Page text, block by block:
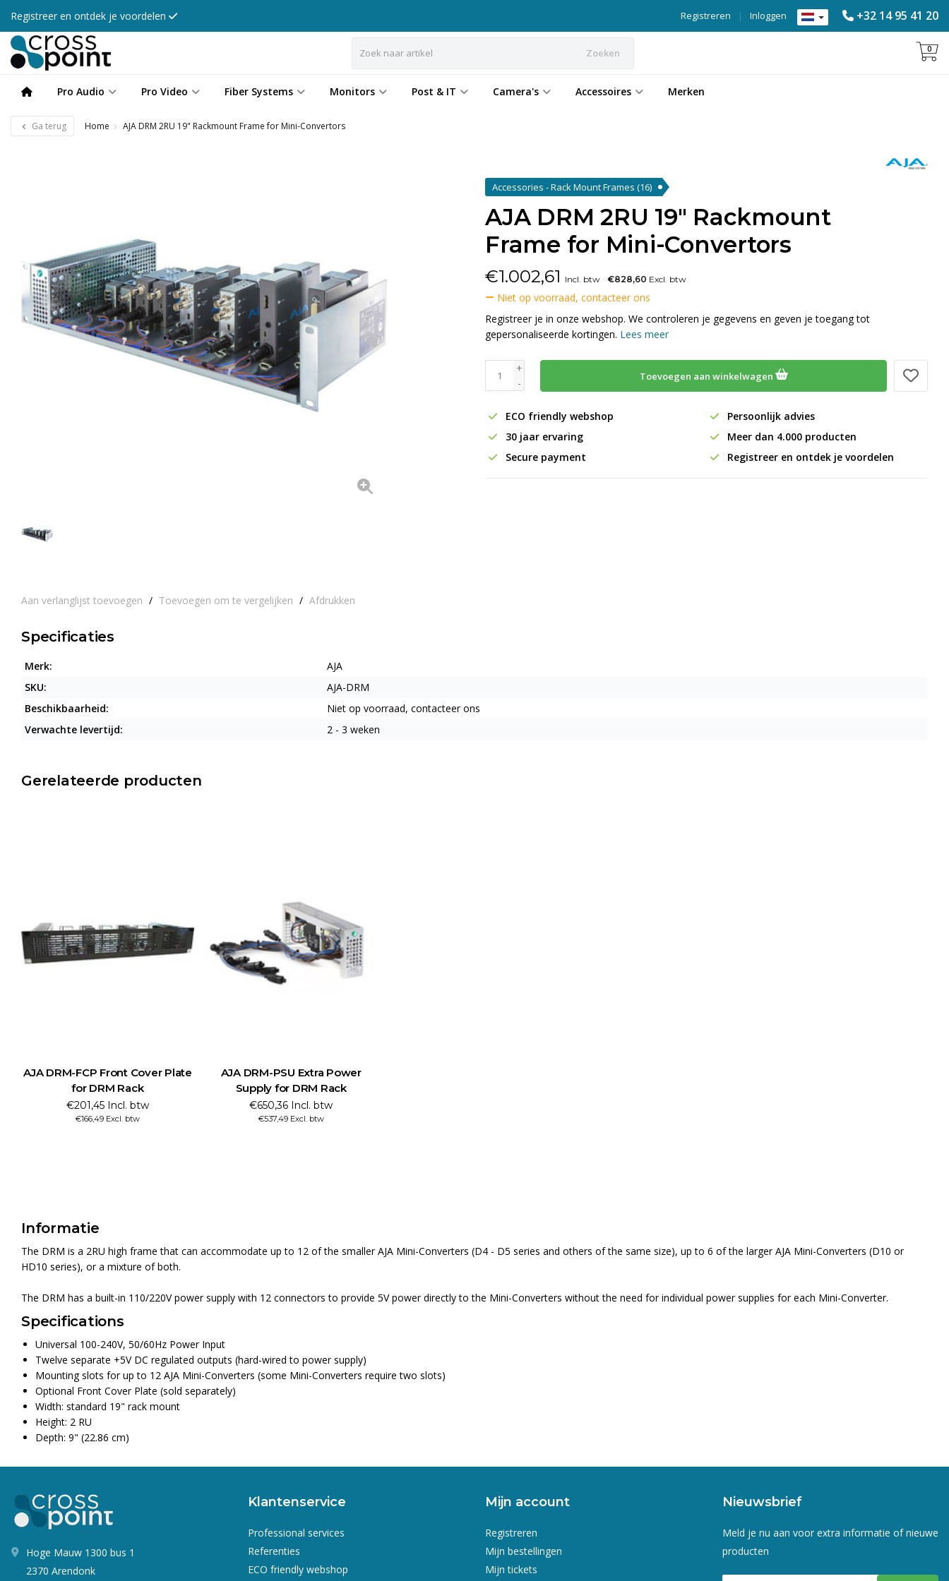
Registreer en ontdek je voordelen +32 14 95 41 20
Inloggen
|
Registreren
Zoeken 0
Pro Audio Pro Video Fiber Systems Monitors Post & IT Camera's Accessoires Merken
Ga terug Home AJA DRM 2RU 19" Rackmount Frame for Mini-Convertors
Aan verlanglijst toevoegen / Toevoegen om te vergelijken / Afdrukken
Accessories - Rack Mount Frames (16)
AJA DRM 2RU 19" Rackmount
Frame for Mini-Convertors
€1.002,61 Incl. btw €828,60 Excl. btw
Niet op voorraad, contacteer ons
Registreer je in onze webshop. We controleren je gegevens en geven je toegang tot
gepersonaliseerde kortingen. Lees meer
+
-
Toevoegen aan winkelwagen
ECO friendly webshop
Persoonlijk advies
30 jaar ervaring
Meer dan 4.000 producten
Secure payment
Registreer en ontdek je voordelen
Specificaties
Merk:
AJA
SKU:
AJA-DRM
Beschikbaarheid:
Niet op voorraad, contacteer ons
Verwachte levertijd:
2 - 3 weken
Gerelateerde producten
AJA DRM-FCP Front Cover Plate
for DRM Rack
€201,45 Incl. btw
€166,49 Excl. btw
AJA DRM-PSU Extra Power
Supply for DRM Rack
€650,36 Incl. btw
€537,49 Excl. btw
Informatie
The DRM is a 2RU high frame that can accommodate up to 12 of the smaller AJA Mini-Converters (D4 - D5 series and others of the same size), up to 6 of the larger AJA Mini-Converters (D10 or
HD10 series), or a mixture of both.
The DRM has a built-in 110/220V power supply with 12 connectors to provide 5V power directly to the Mini-Converters without the need for individual power supplies for each Mini-Converter.
Specifications
Universal 100-240V, 50/60Hz Power Input
Twelve separate +5V DC regulated outputs (hard-wired to power supply)
Mounting slots for up to 12 AJA Mini-Converters (some Mini-Converters require two slots)
Optional Front Cover Plate (sold separately)
Width: standard 19" rack mount
Height: 2 RU
Depth: 9" (22.86 cm)
Hoge Mauw 1300 bus 1
2370 Arendonk
Klantenservice
Professional services
Referenties
ECO friendly webshop
Mijn account
Registreren
Mijn bestellingen
Mijn tickets
Nieuwsbrief
Meld je nu aan voor extra informatie of nieuwe
producten